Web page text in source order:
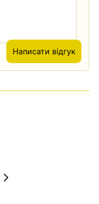
Написати відгук